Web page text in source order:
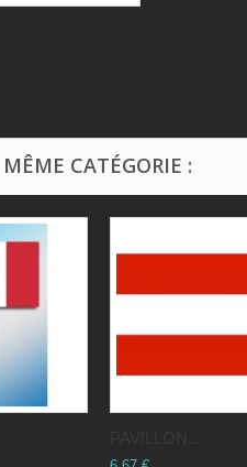
CATÉGORIE :